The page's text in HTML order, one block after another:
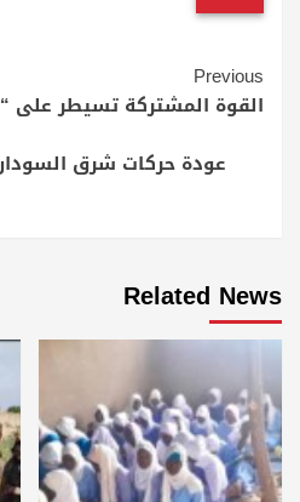
Continue
Reading
Previous
القوة المشتركة تسيطر على
عودة حركات شرق
Related News